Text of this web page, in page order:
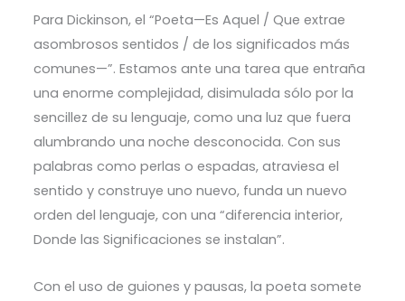
Para Dickinson, el “Poeta—Es Aquel / Que extrae
asombrosos sentidos / de los significados más
comunes—”. Estamos ante una tarea que entraña
una enorme complejidad, disimulada sólo por la
sencillez de su lenguaje, como una luz que fuera
alumbrando una noche desconocida. Con sus
palabras como perlas o espadas, atraviesa el
sentido y construye uno nuevo, funda un nuevo
orden del lenguaje, con una “diferencia interior,
Donde las Significaciones se instalan”.
Con el uso de guiones y pausas, la poeta somete